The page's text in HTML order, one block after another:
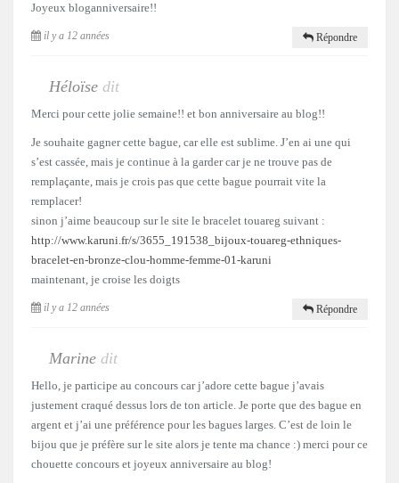
Joyeux bloganniversaire!!
il y a 12 années Répondre
Héloïse dit
Merci pour cette jolie semaine!! et bon anniversaire au blog!!
Je souhaite gagner cette bague, car elle est sublime. J’en ai une qui
s’est cassée, mais je continue à la garder car je ne trouve pas de
remplaçante, mais je crois pas que cette bague pourrait vite la
remplacer!
sinon j’aime beaucoup sur le site le bracelet touareg suivant :
http://www.karuni.fr/s/3655_191538_bijoux-touareg-ethniques-
bracelet-en-bronze-clou-homme-femme-01-karuni
maintenant, je croise les doigts
il y a 12 années Répondre
Marine dit
Hello, je participe au concours car j’adore cette bague j’avais
justement craqué dessus lors de ton article. Je porte que des bague en
argent et j’ai une préférence pour les bagues larges. C’est de loin le
bijou que je préfère sur le site alors je tente ma chance :) merci pour ce
chouette concours et joyeux anniversaire au blog!